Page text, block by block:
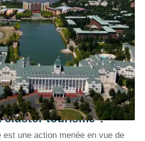
cluster tourisme ?
une action menée en vue de